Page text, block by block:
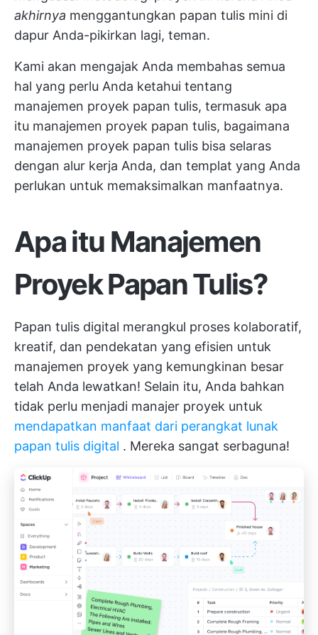
akhirnya menggantungkan papan tulis mini di
dapur Anda-pikirkan lagi, teman.
Kami akan mengajak Anda membahas semua
hal yang perlu Anda ketahui tentang
manajemen proyek papan tulis, termasuk apa
itu manajemen proyek papan tulis, bagaimana
manajemen proyek papan tulis bisa selaras
dengan alur kerja Anda, dan templat yang Anda
perlukan untuk memaksimalkan manfaatnya.
Apa itu Manajemen
Proyek Papan Tulis?
Papan tulis digital merangkul proses kolaboratif,
kreatif, dan pendekatan yang efisien untuk
manajemen proyek yang kemungkinan besar
telah Anda lewatkan! Selain itu, Anda bahkan
tidak perlu menjadi manajer proyek untuk
mendapatkan manfaat dari perangkat lunak
papan tulis digital . Mereka sangat serbaguna!